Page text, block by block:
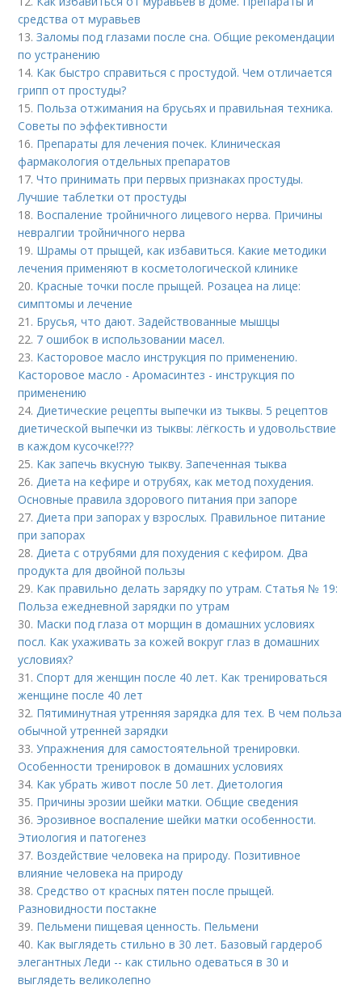
средства от муравьев
13.Заломы под глазами после сна. Общие рекомендации
по устранению
14. Как быстро справиться с простудой. Чем отличается
грипп от простуды?
15. Польза отжимания на брусьях и правильная техника.
Советы по эффективности
16. Препараты для лечения почек. Клиническая
фармакология отдельных препаратов
17.Что принимать при первых признаках простуды.
Лучшие таблетки от простуды
18. Воспаление тройничного лицевого нерва. Причины
невралгии тройничного нерва
19. Шрамы от прыщей, как избавиться. Какие методики
лечения применяют в косметологической клинике
20. Красные точки после прыщей. Розацеа на лице:
симптомы и лечение
21. Брусья, что дают. Задействованные мышцы
22. 7 ошибок в использовании масел.
23. Касторовое масло инструкция по применению.
Касторовое масло - Аромасинтез - инструкция по
применению
24.Диетические рецепты выпечки из тыквы. 5 рецептов
диетической выпечки из тыквы: лёгкость и удовольствие
в каждом кусочке!???
25. Как запечь вкусную тыкву. Запеченная тыква
26.Диета на кефире и отрубях, как метод похудения.
Основные правила здорового питания при запоре
27.Диета при запорах у взрослых. Правильное питание
при запорах
28.Диета с отрубями для похудения с кефиром. Два
продукта для двойной пользы
29. Как правильно делать зарядку по утрам. Статья № 19:
Польза ежедневной зарядки по утрам
30. Маски под глаза от морщин в домашних условиях
посл. Как ухаживать за кожей вокруг глаз в домашних
условиях?
31.Спорт для женщин после 40 лет. Как тренироваться
женщине после 40 лет
32. Пятиминутная утренняя зарядка для тех. В чем польза
обычной утренней зарядки
33.Упражнения для самостоятельной тренировки.
Особенности тренировок в домашних условиях
34. Как убрать живот после 50 лет. Диетология
35. Причины эрозии шейки матки. Общие сведения
36. Эрозивное воспаление шейки матки особенности.
Этиология и патогенез
37. Воздействие человека на природу. Позитивное
влияние человека на природу
38.Средство от красных пятен после прыщей.
Разновидности постакне
39. Пельмени пищевая ценность. Пельмени
40. Как выглядеть стильно в 30 лет. Базовый гардероб
элегантных Леди -- как стильно одеваться в 30 и
выглядеть великолепно